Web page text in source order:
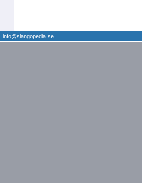
info@slangopedia.se